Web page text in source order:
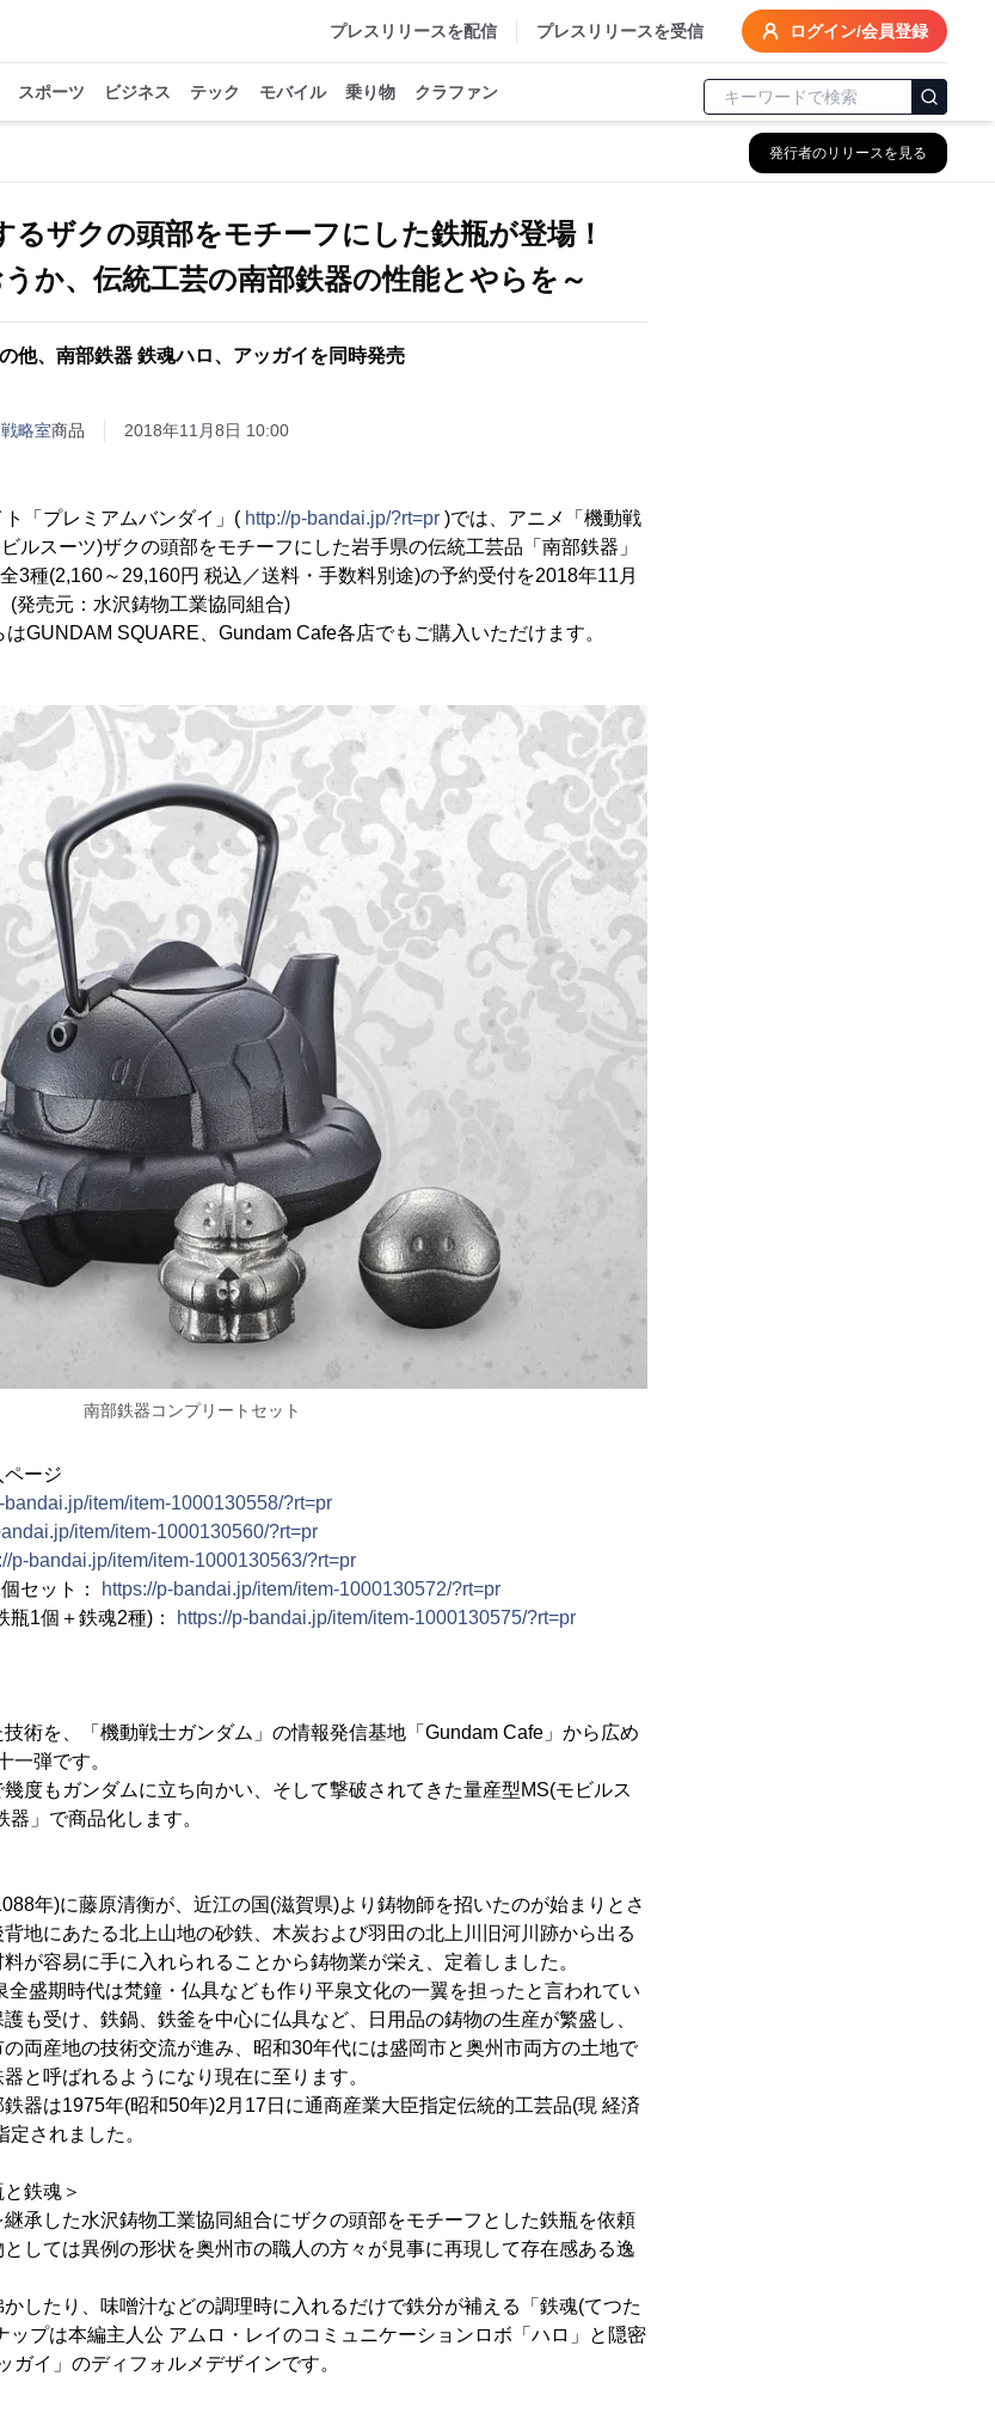
プレスリリースを配信 プレスリリースを受信 ログイン/会員登録
スポーツ ビジネス テック モバイル 乗り物 クラファン
発行者のリリースを見る
るザクの頭部をモチーフにした鉄瓶が登場！
か、伝統工芸の南部鉄器の性能とやらを～
他、南部鉄器 鉄魂ハロ、アッガイを同時発売
略室商品 2018年11月8日 10:00
「プレミアムバンダイ」( http://p-bandai.jp/?rt=pr )では、アニメ「機動戦
ルスーツ)ザクの頭部をモチーフにした岩手県の伝統工芸品「南部鉄器」
3種(2,160～29,160円 税込／送料・手数料別途)の予約受付を2018年11月
(発売元：水沢鋳物工業協同組合)
GUNDAM SQUARE、Gundam Cafe各店でもご購入いただけます。
南部鉄器コンプリートセット
ージ
bandai.jp/item/item-1000130558/?rt=pr
item/item-1000130560/?rt=pr
p-bandai.jp/item/item-1000130563/?rt=pr
セット：
https://p-bandai.jp/item/item-1000130572/?rt=pr
瓶1個＋鉄魂2種)：
https://p-bandai.jp/item/item-1000130575/?rt=pr
術を、「機動戦士ガンダム」の情報発信基地「Gundam Cafe」から広め
一弾です。
度もガンダムに立ち向かい、そして撃破されてきた量産型MS(モビルス
」で商品化します。
年)に藤原清衡が、近江の国(滋賀県)より鋳物師を招いたのが始まりとさ
地にあたる北上山地の砂鉄、木炭および羽田の北上川旧河川跡から出る
が容易に手に入れられることから鋳物業が栄え、定着しました。
盛期時代は梵鐘・仏具なども作り平泉文化の一翼を担ったと言われてい
も受け、鉄鍋、鉄釜を中心に仏具など、日用品の鋳物の生産が繁盛し、
両産地の技術交流が進み、昭和30年代には盛岡市と奥州市両方の土地で
と呼ばれるようになり現在に至ります。
器は1975年(昭和50年)2月17日に通商産業大臣指定伝統的工芸品(現 経済
されました。
鉄魂＞
承した水沢鋳物工業協同組合にザクの頭部をモチーフとした鉄瓶を依頼
しては異例の形状を奥州市の職人の方々が見事に再現して存在感ある逸
したり、味噌汁などの調理時に入れるだけで鉄分が補える「鉄魂(てつた
ップは本編主人公 アムロ・レイのコミュニケーションロボ「ハロ」と隠密
イ」のディフォルメデザインです。